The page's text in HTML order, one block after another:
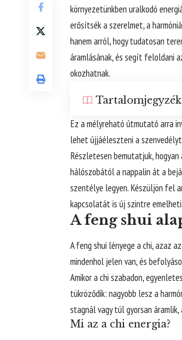
környezetünkben uralkodó
erősítsék a szerelmet, a
hanem arról, hogy tudatosan
áramlásának, és segít feloldani
okozhatnak.
Tartalomjegyzék
Ez a mélyreható útmutató arra
lehet újjáéleszteni a
Részletesen bemutatjuk,
hálószobától a nappalin át a
szentélye legyen. Készüljön fel
kapcsolatát is új szintre emelheti.
A feng shui
A feng shui lényege a chi, azaz
mindenhol jelen van, és
Amikor a chi szabadon,
tükröződik: nagyobb lesz a
stagnál vagy túl gyorsan
Mi az a chi energia?